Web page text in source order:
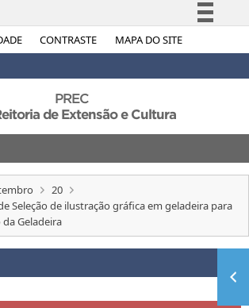
CONTRASTE MAPA DO SITE
Simplifique!
Acesso à informação
Legislação
PREC
de Extensão e Cultura
20
Seleção de ilustração gráfica em geladeira para
Geladeira